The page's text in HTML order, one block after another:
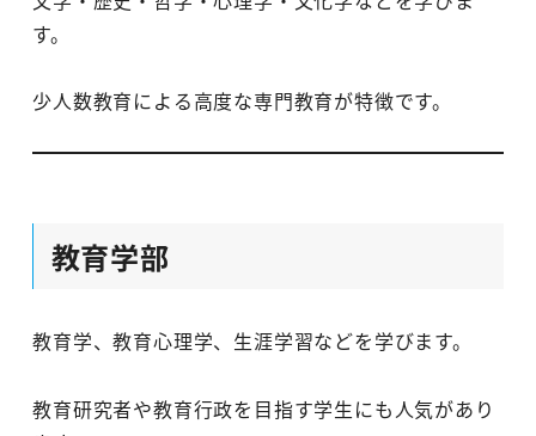
す。
少人数教育による高度な専門教育が特徴です。
教育学部
教育学、教育心理学、生涯学習などを学びます。
教育研究者や教育行政を目指す学生にも人気があり